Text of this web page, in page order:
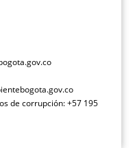
de corrupción: +57 195